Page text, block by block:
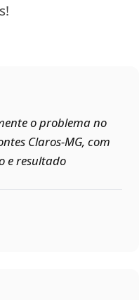
o problema no
Claros‑MG, com
e resultado